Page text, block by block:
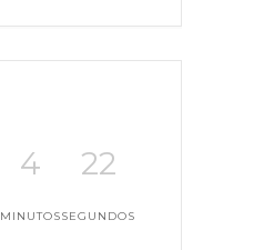
4
MINUTOS
22
SEGUNDOS